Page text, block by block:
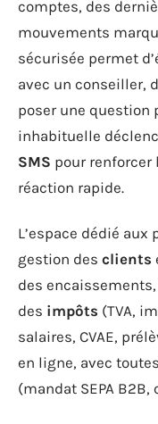
comptes, des
mouvements
sécurisée permet
avec un conseiller,
poser une question
inhabituelle
SMS pour
réaction rapide.
L’espace dédié
gestion des clients
des
des impôts (TVA,
salaires, CVAE,
en ligne, avec
(mandat SEPA